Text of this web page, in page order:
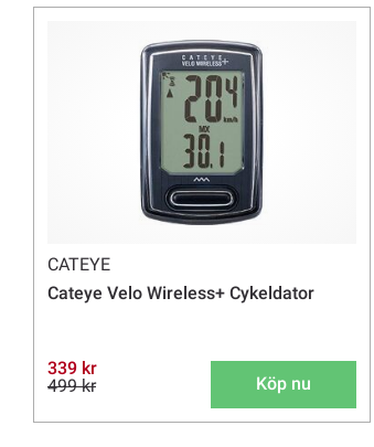
CATEYE
Cateye Velo Wireless+ Cykeldator
339 kr
499 kr
Köp nu